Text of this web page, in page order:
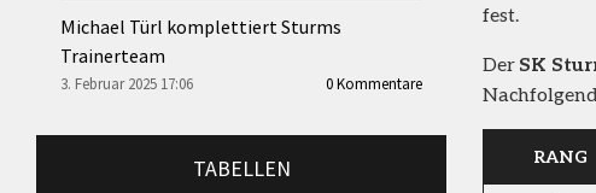
fest.
Der SK
RANG
Michael Türl komplettiert Sturms
Trainerteam
3. Februar 2025 17:06 0 Kommentare
TABELLEN